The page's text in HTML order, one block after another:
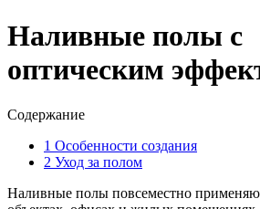
Наливные полы с
оптическим
Содержание
1 Особенности создания
2 Уход за полом
Наливные полы повсеместно